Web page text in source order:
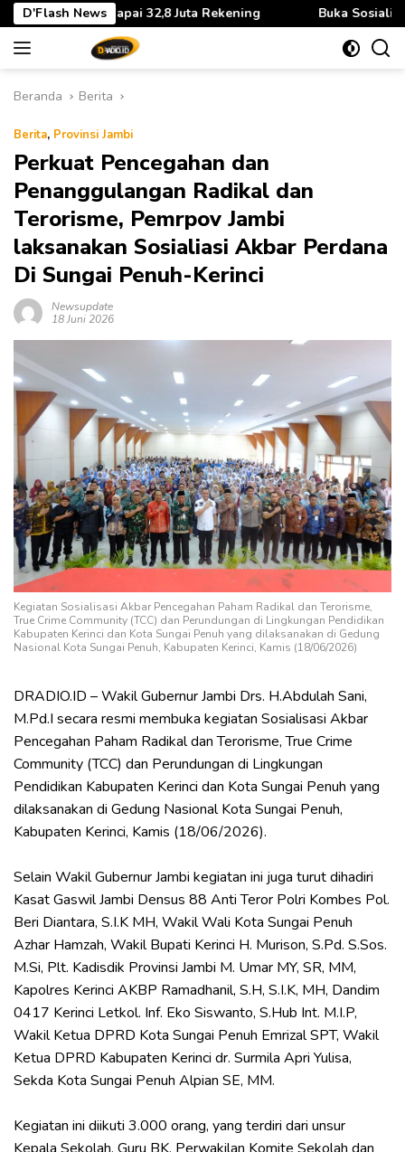
Langsung
ke
konten
D'Flash News
Rekening Buka Sosialisasi Akbar Pencegahan IRET,
Beranda Berita
Berita, Provinsi Jambi
Perkuat Pencegahan dan
Penanggulangan Radikal dan
Terorisme, Pemrpov Jambi
laksanakan Sosialiasi Akbar Perdana
Di Sungai Penuh-Kerinci
Newsupdate
18 Juni 2026
Kegiatan Sosialisasi Akbar Pencegahan Paham Radikal dan Terorisme,
True Crime Community (TCC) dan Perundungan di Lingkungan Pendidikan
Kabupaten Kerinci dan Kota Sungai Penuh yang dilaksanakan di Gedung
Nasional Kota Sungai Penuh, Kabupaten Kerinci, Kamis (18/06/2026)
DRADIO.ID – Wakil Gubernur Jambi Drs. H.Abdulah Sani,
M.Pd.I secara resmi membuka kegiatan Sosialisasi Akbar
Pencegahan Paham Radikal dan Terorisme, True Crime
Community (TCC) dan Perundungan di Lingkungan
Pendidikan Kabupaten Kerinci dan Kota Sungai Penuh yang
dilaksanakan di Gedung Nasional Kota Sungai Penuh,
Kabupaten Kerinci, Kamis (18/06/2026).
‎Selain Wakil Gubernur Jambi kegiatan ini juga turut dihadiri
Kasat Gaswil Jambi Densus 88 Anti Teror Polri Kombes Pol.
Beri Diantara, S.I.K MH, Wakil Wali Kota Sungai Penuh
Azhar Hamzah, Wakil Bupati Kerinci H. Murison, S.Pd. S.Sos.
M.Si, Plt. Kadisdik Provinsi Jambi M. Umar MY, SR, MM,
Kapolres Kerinci AKBP Ramadhanil, S.H, S.I.K, MH, Dandim
0417 Kerinci Letkol. Inf. Eko Siswanto, S.Hub Int. M.I.P,
Wakil Ketua DPRD Kota Sungai Penuh Emrizal SPT, Wakil
Ketua DPRD Kabupaten Kerinci dr. Surmila Apri Yulisa,
Sekda Kota Sungai Penuh Alpian SE, MM.
‎Kegiatan ini diikuti 3.000 orang, yang terdiri dari unsur